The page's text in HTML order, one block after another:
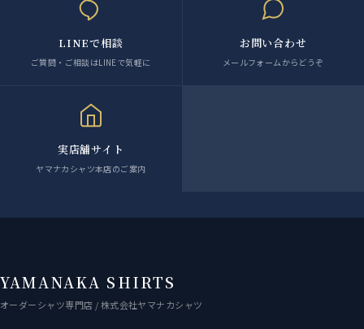
LINEで相談
ご質問・ご相談はLINEで気軽に
お問い合わせ
メールフォームからどうぞ
実店舗サイト
ヤマナカシャツ本店のご案内
YAMANAKA SHIRTS
オーダーシャツ専門店 / 株式会社ヤマナカシャツ